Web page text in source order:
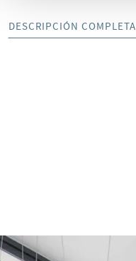
DESCRIPCIÓN COMPLETA